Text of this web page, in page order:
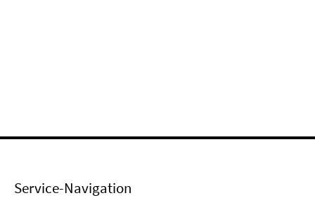
Service-Navigation